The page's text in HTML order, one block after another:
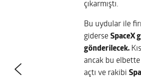
çıkarmıştı.
Bu uydular ile
giderse SpaceX
gönderilecek.
ancak bu
açtı ve rakibi